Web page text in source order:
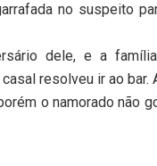
no suspeito
dele, e a
resolveu ir ao bar.
o namorado não